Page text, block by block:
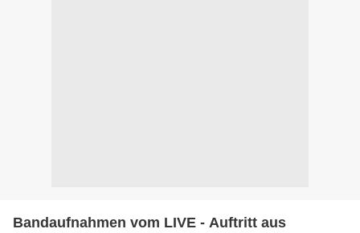
Bandaufnahmen vom LIVE - Auftritt aus